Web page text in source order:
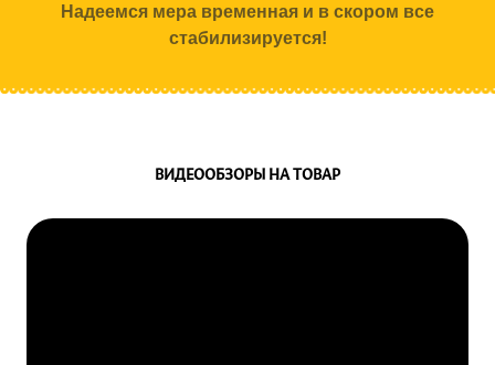
Надеемся мера временная и в скором все
стабилизируется!
ВИДЕООБЗОРЫ НА ТОВАР